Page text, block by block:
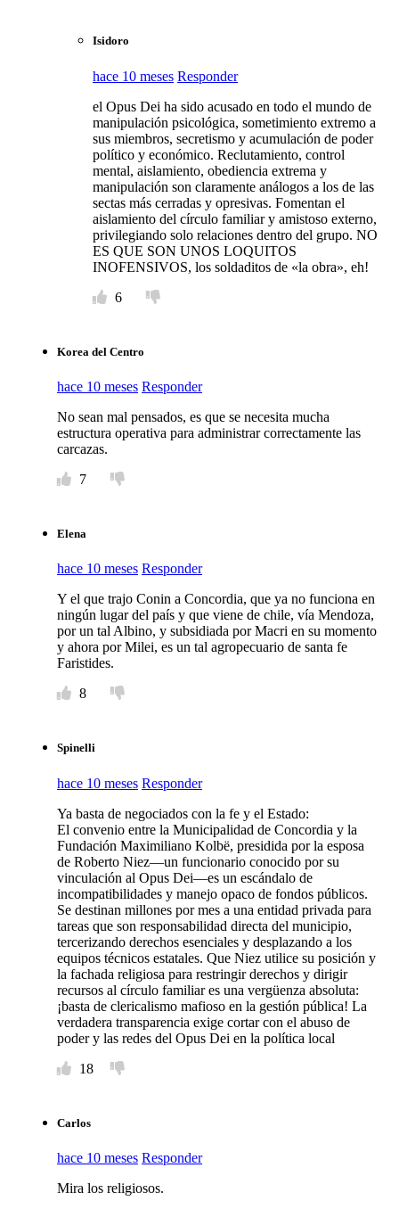
Isidoro
hace 10 meses Responder
el Opus Dei ha sido acusado en todo el mundo de
manipulación psicológica, sometimiento extremo a
sus miembros, secretismo y acumulación de poder
político y económico. Reclutamiento, control
mental, aislamiento, obediencia extrema y
manipulación son claramente análogos a los de las
sectas más cerradas y opresivas. Fomentan el
aislamiento del círculo familiar y amistoso externo,
privilegiando solo relaciones dentro del grupo. NO
ES QUE SON UNOS LOQUITOS
INOFENSIVOS, los soldaditos de «la obra», eh!
6
Korea del Centro
hace 10 meses Responder
No sean mal pensados, es que se necesita mucha
estructura operativa para administrar correctamente las
carcazas.
7
Elena
hace 10 meses Responder
Y el que trajo Conin a Concordia, que ya no funciona en
ningún lugar del país y que viene de chile, vía Mendoza,
por un tal Albino, y subsidiada por Macri en su momento
y ahora por Milei, es un tal agropecuario de santa fe
Faristides.
8
Spinelli
hace 10 meses Responder
Ya basta de negociados con la fe y el Estado:
El convenio entre la Municipalidad de Concordia y la
Fundación Maximiliano Kolbë, presidida por la esposa
de Roberto Niez—un funcionario conocido por su
vinculación al Opus Dei—es un escándalo de
incompatibilidades y manejo opaco de fondos públicos.
Se destinan millones por mes a una entidad privada para
tareas que son responsabilidad directa del municipio,
tercerizando derechos esenciales y desplazando a los
equipos técnicos estatales. Que Niez utilice su posición y
la fachada religiosa para restringir derechos y dirigir
recursos al círculo familiar es una vergüenza absoluta:
¡basta de clericalismo mafioso en la gestión pública! La
verdadera transparencia exige cortar con el abuso de
poder y las redes del Opus Dei en la política local
18
Carlos
hace 10 meses Responder
Mira los religiosos.